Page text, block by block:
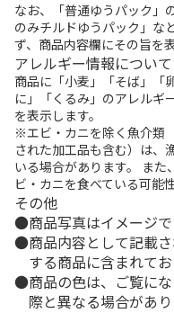
なお、「普通ゆうパック」
のみチルドゆうパック」な
ず、商品内容欄にその旨を
アレルギー情報について
商品に「小麦」「そば」「
に」「くるみ」のアレルギ
を表示します。
※エビ・カニを除く魚介類
された加工品も含む）は、
いる場合があります。 ま
ビ・カニを食べている可能
その他
商品写真はイメージで
商品内容として記載
する商品に含まれてお
商品の色は、ご覧に
際と異なる場合があり